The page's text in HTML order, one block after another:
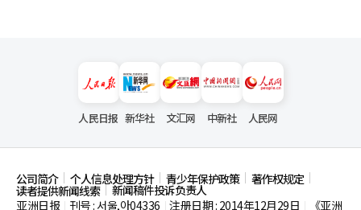
人民日报 新华社 文汇网 中新社 人民网
公司简介 个人信息处理方针 青少年保护政策 著作权规定
读者提供新闻线索
新闻稿件投诉负责人
亚洲日报
刊号 : 서울,아04336 注册日期 : 2014年12月29日 《亚洲